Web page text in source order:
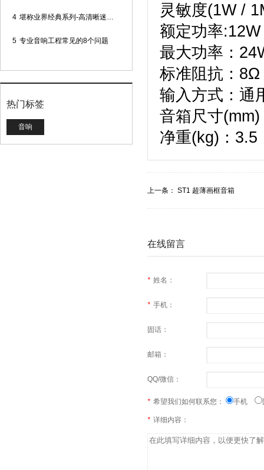
4 堪称业界经典系列-高清晰迷你型头戴话筒
5 专业音响工程常见的8个问题
热门标签
音响
灵敏度
额定功率:12W
最大
标准
输入方式：通
音箱尺寸
净重(kg)：3.5
上一条： ST1 超薄画框音箱
在线留言
* 姓名：
* 手机：
固话：
邮箱：
QQ/微信：
* 希望我们如何联系您： 手机
* 详细内容：